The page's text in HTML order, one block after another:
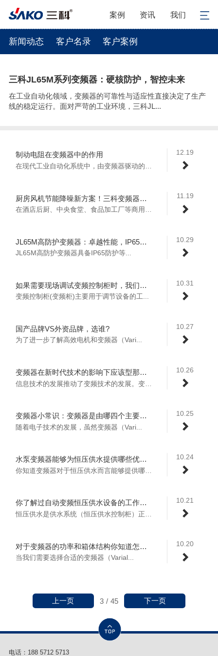
案例 资讯 我们
新闻动态 客户名录 客户案例
三科JL65M系列变频器：硬核防护，智控未来
在工业自动化领域，变频器的可靠性与适应性直接决定了生产
线的稳定运行。面对严苛的工业环境，三科JL...
12.19
制动电阻在变频器中的作用
11.19
厨房风机节能降噪新方案！三科变频器赋能商用厨房高效运营
10.29
JL65M高防护变频器：卓越性能，IP65防护等级保障工业可靠运行
JL65M高防护变频器具备IP65防护等...
10.31
如果需要现场调试变频控制柜时，我们需要注意那些地方？
变频控制柜(变频柜)主要用于调节设备的工...
10.27
国产品牌VS外资品牌，选谁?
为了进一步了解高效电机和变频器（Vari...
10.26
变频器在新时代技术的影响下应该型那个方向发展？
信息技术的发展推动了变频技术的发展。变频...
10.25
变频器小常识：变频器是由哪四个主要部件组成的？
随着电子技术的发展，虽然变频器（Vari...
10.24
水泵变频器能够为恒压供水提供哪些优点？
你知道变频器对于恒压供水而言能够提供哪些...
10.21
你了解过自动变频恒压供水设备的工作原理吗？
10.20
对于变频器的功率和箱体结构你知道怎么选择吗？
当我们需要选择合适的变频器（Varial...
3 / 45
上一页 下一页
电话： 188 5712 5713